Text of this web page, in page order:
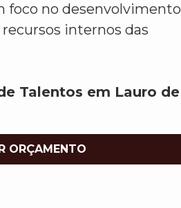
foco no desenvolvimento
internos das
Talentos em Lauro de
ORÇAMENTO